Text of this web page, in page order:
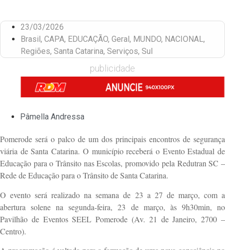
23/03/2026
Brasil, CAPA, EDUCAÇÃO, Geral, MUNDO, NACIONAL,
Regiões, Santa Catarina, Serviços, Sul
publicidade
Pâmella Andressa
Pomerode será o palco de um dos principais encontros de segurança
viária de Santa Catarina. O município receberá o Evento Estadual de
Educação para o Trânsito nas Escolas, promovido pela Redutran SC –
Rede de Educação para o Trânsito de Santa Catarina.
O evento será realizado na semana de 23 a 27 de março, com a
abertura solene na segunda-feira, 23 de março, às 9h30min, no
Pavilhão de Eventos SEEL Pomerode (Av. 21 de Janeiro, 2700 –
Centro).